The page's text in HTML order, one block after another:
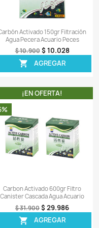
Bolsa Nylon Malla 180
$ 50.900 $

Carbón Activado
Agua Pecera
¡EN